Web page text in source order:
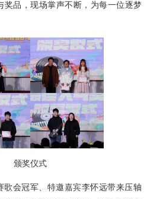
奖品，现场掌声不断，为每一位逐梦
颁奖仪式
歌会冠军、特邀嘉宾李怀远带来压轴